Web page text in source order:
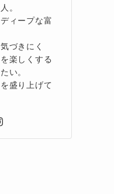
。
ィープな富
づきにく
楽しくする
い。
盛り上げて